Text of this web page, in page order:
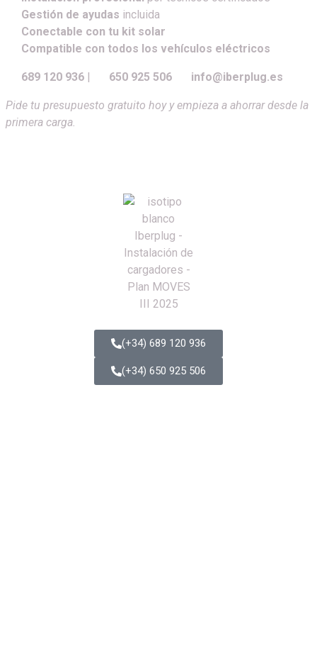
Gestión de ayudas incluida
Conectable con tu kit solar
Compatible con todos los vehículos eléctricos
689 120 936 | 650 925 506 info@iberplug.es
Pide tu presupuesto gratuito hoy y empieza a ahorrar desde la
primera carga.
(+34) 689 120 936
(+34) 650 925 506